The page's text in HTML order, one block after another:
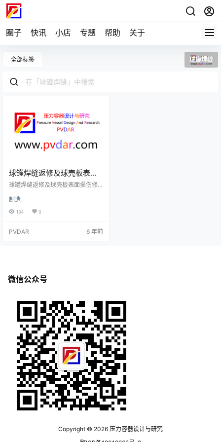
圈子 快讯 小店 专题 帮助 关于
全部标签 球罐焊缝
球罐焊缝返修及球壳板表面
损伤修补
球罐焊缝返修及球壳板表面损伤修
缺陷磨除后的焊缝表面若低于母
材，则应进行焊接修补。焊缝表面
2.焊缝两侧的咬边和焊趾裂纹必须采
接修补。3.焊缝咬边和…
制造
134 0
PVDAR 6 年前
微信公众号
Copyright © 2026 压力容器设计与研究